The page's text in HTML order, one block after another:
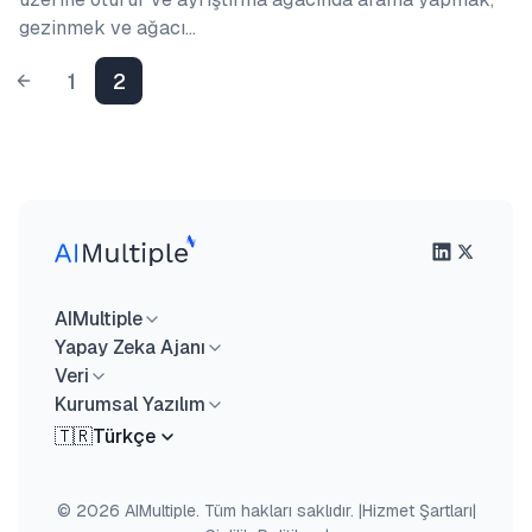
gezinmek ve ağacı…
1 2
AIMultiple
Yapay Zeka Ajanı
Veri
Kurumsal Yazılım
🇹🇷Türkçe
© 2026 AIMultiple. Tüm hakları saklıdır. |Hizmet Şartları|